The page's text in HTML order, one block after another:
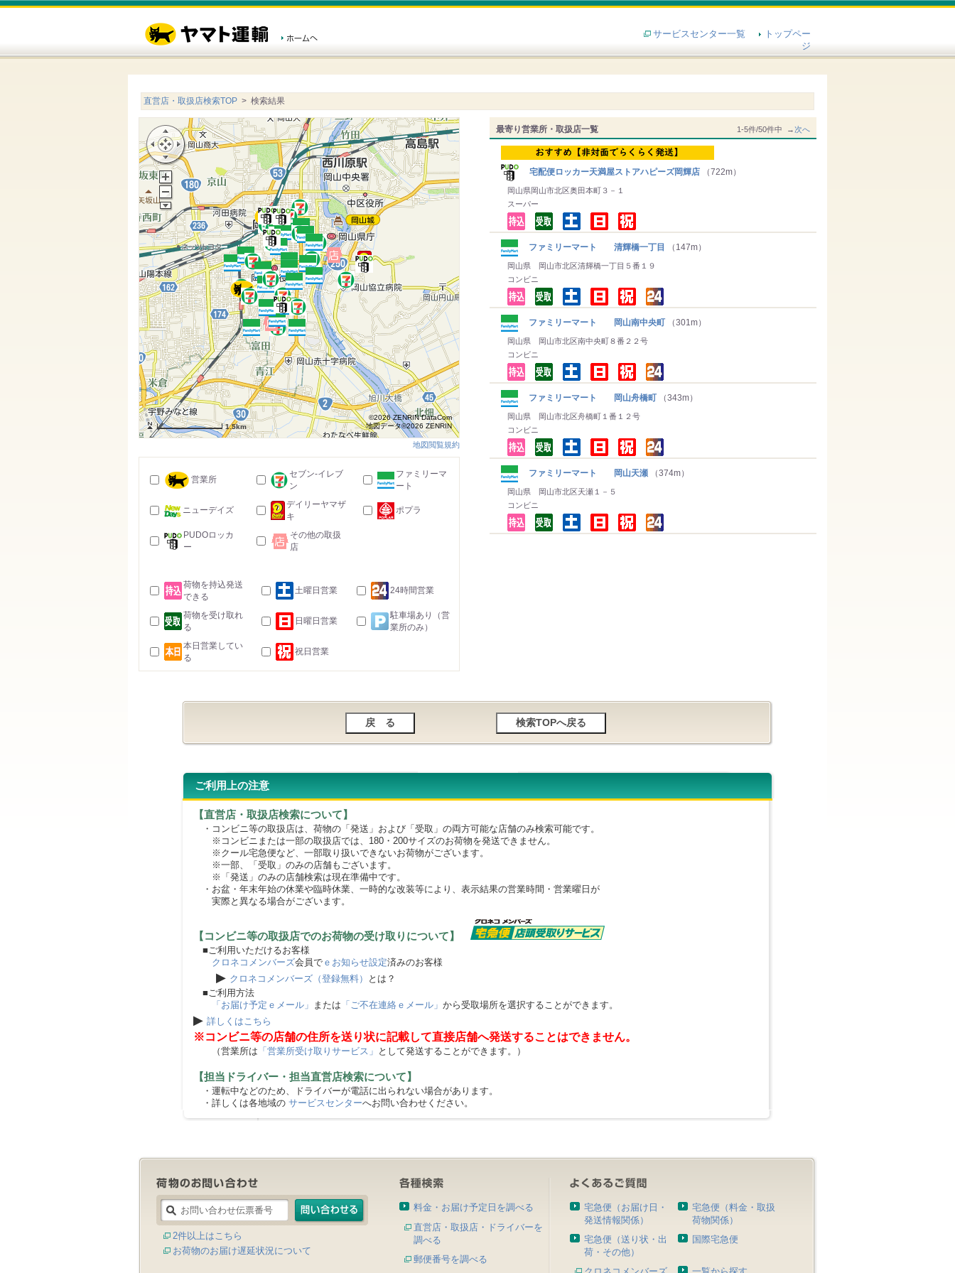
サービスセンター一覧
トップペー
ジ
直営店・取扱店検索TOP > 検索結果
最寄り営業所・取扱店一覧 1-5件/50件中 →次へ
宅配便ロッカー天満屋ストアハピーズ岡輝店 （722m）
岡山県岡山市北区奥田本町３－１
スーパー
ファミリーマート 清輝橋一丁目 （147m）
岡山県 岡山市北区清輝橋一丁目５番１９
コンビニ
ファミリーマート 岡山南中央町 （301m）
岡山県 岡山市北区南中央町８番２２号
コンビニ
ファミリーマート 岡山舟橋町 （343m）
岡山県 岡山市北区舟橋町１番１２号
コンビニ
ファミリーマート 岡山天瀬 （374m）
岡山県 岡山市北区天瀬１－５
コンビニ
1.5km
©2026 ZENRIN DataCom
地図データ©2026 ZENRIN
地図閲覧規約
営業所
セブン-イレブ
ン
ファミリーマ
ート
ニューデイズ
デイリーヤマザ
キ
ポプラ
PUDOロッカ
ー
その他の取扱
店
荷物を持込発送
できる
土曜日営業 24時間営業
荷物を受け取れ
る
日曜日営業
駐車場あり（営
業所のみ）
本日営業してい
る
祝日営業
ご利用上の注意
【直営店・取扱店検索について】
・コンビニ等の取扱店は、荷物の「発送」および「受取」の両方可能な店舗のみ検索可能です。
※コンビニまたは一部の取扱店では、180・200サイズのお荷物を発送できません。
※クール宅急便など、一部取り扱いできないお荷物がございます。
※一部、「受取」のみの店舗もございます。
※「発送」のみの店舗検索は現在準備中です。
・お盆・年末年始の休業や臨時休業、一時的な改装等により、表示結果の営業時間・営業曜日が
実際と異なる場合がございます。
【コンビニ等の取扱店でのお荷物の受け取りについて】
■ご利用いただけるお客様
クロネコメンバーズ会員で ｅお知らせ設定済みのお客様
▶ クロネコメンバーズ（登録無料）
とは？
■ご利用方法
「お届け予定ｅメール」 または 「ご不在連絡ｅメール」 から受取場所を選択することができます。
▶ 詳しくはこちら
※コンビニ等の店舗の住所を送り状に記載して直接店舗へ発送することはできません。
（営業所は 「営業所受け取りサービス」 として発送することができます。）
【担当ドライバー・担当直営店検索について】
・運転中などのため、ドライバーが電話に出られない場合があります。
・詳しくは各地域の サービスセンターへお問い合わせください。
2件以上はこちら
お荷物のお届け遅延状況について
料金・お届け予定日を調べる
直営店・取扱店・ドライバーを
調べる
郵便番号を調べる
宅急便（お届け日・
発送情報関係）
宅急便（料金・取扱
荷物関係）
宅急便（送り状・出
荷・その他）
国際宅急便